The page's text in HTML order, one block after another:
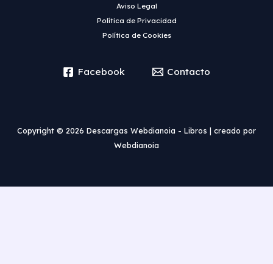
Aviso Legal
Política de Privacidad
Política de Cookies
Facebook Contacto
Copyright © 2026 Descargas Webdianoia - Libros | creado por
Webdianoia